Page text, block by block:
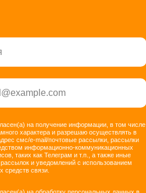
на получение информации, в том числе
характера и разрешаю осуществлять в
смс/e-mail/почтовые рассылки, рассылки
информационно-коммуникационных
таких как Телеграм и т.п., а также иные
и уведомлений с использованием
средств связи.